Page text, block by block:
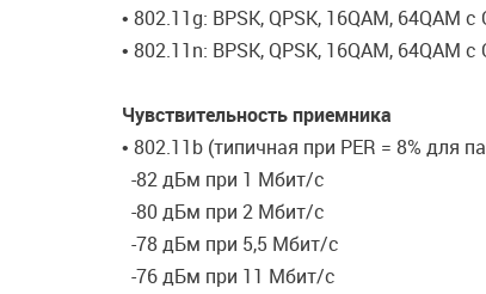
• 802.11g: BPSK, QPSK, 16QAM, 64QAM с
• 802.11n: BPSK, QPSK, 16QAM, 64QAM с
Чувствительность приемника
• 802.11b (типичная при PER = 8% для
-82 дБм при 1 Мбит/с
-80 дБм при 2 Мбит/с
-78 дБм при 5,5 Мбит/с
-76 дБм при 11 Мбит/с